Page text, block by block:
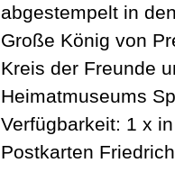
abgestempelt in
Große König von
Kreis der Freunde
Heimatmuseums
Verfügbarkeit: 1 x
Postkarten